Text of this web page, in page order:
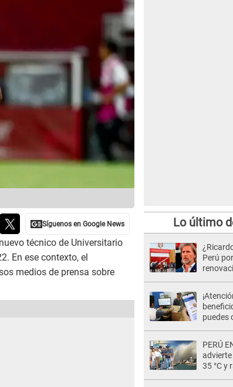
técnico de Universitario
En ese contexto, el
medios de prensa sobre
Lo último
Perú
puedes
PERÚ
35 °C y